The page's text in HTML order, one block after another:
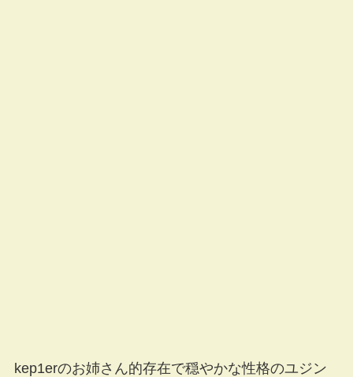
kep1erのお姉さん的存在で穏やかな性格のユジン